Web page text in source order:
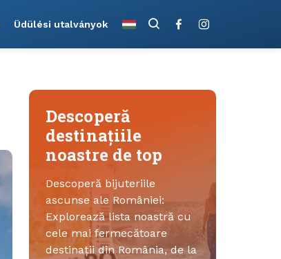
Üdülési utalványok
Descoperă
destinațiile
noastre de top
Descoperă bijuteriile
ascunse ale României:
Explorează lista noastră cu
cele mai fermecătoare
destinații din România, de la